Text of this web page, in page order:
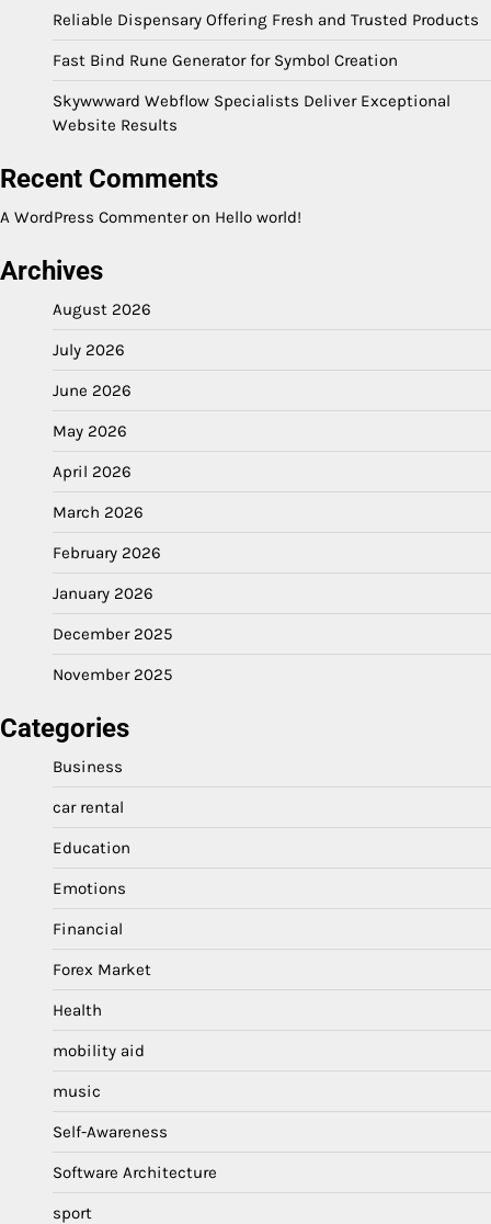
Reliable Dispensary Offering Fresh and Trusted Products
Fast Bind Rune Generator for Symbol Creation
Skywwward Webflow Specialists Deliver Exceptional
Website Results
Recent Comments
A WordPress Commenteron Hello world!
Archives
August 2026
July 2026
June 2026
May 2026
April 2026
March 2026
February 2026
January 2026
December 2025
November 2025
Categories
Business
car rental
Education
Emotions
Financial
Forex Market
Health
mobility aid
music
Self-Awareness
Software Architecture
sport